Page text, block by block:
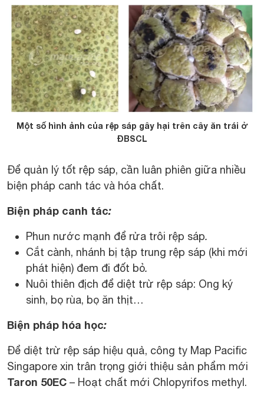
Một số hình ảnh của rệp sáp gây hại trên cây ăn trái ở
ĐBSCL
Để quản lý tốt rệp sáp, cần luân phiên giữa nhiều
biện pháp canh tác và hóa chất.
Biện pháp canh tác:
Phun nước mạnh để rửa trôi rệp sáp.
Cắt cành, nhánh bị tập trung rệp sáp (khi mới
phát hiện) đem đi đốt bỏ.
Nuôi thiên địch để diệt trừ rệp sáp: Ong ký
sinh, bọ rùa, bọ ăn thịt…
Biện pháp hóa học:
Để diệt trừ rệp sáp hiệu quả, công ty Map Pacific
Singapore xin trân trọng giới thiệu sản phẩm mới
Taron 50EC – Hoạt chất mới Chlopyrifos methyl.